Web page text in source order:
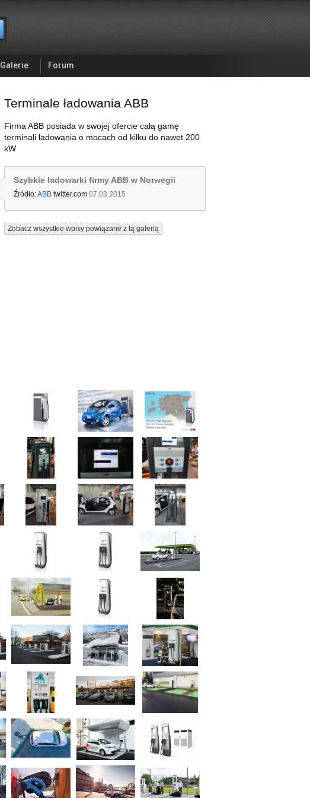
Galerie Forum
Terminale ładowania ABB
Firma ABB posiada w swojej ofercie całą gamę
terminali ładowania o mocach od kilku do nawet 200
kW
Szybkie ładowarki firmy ABB w Norwegii
Źródło:ABB twitter.com 07.03.2015
Zobacz wszystkie wpisy powiązane z tą galerią